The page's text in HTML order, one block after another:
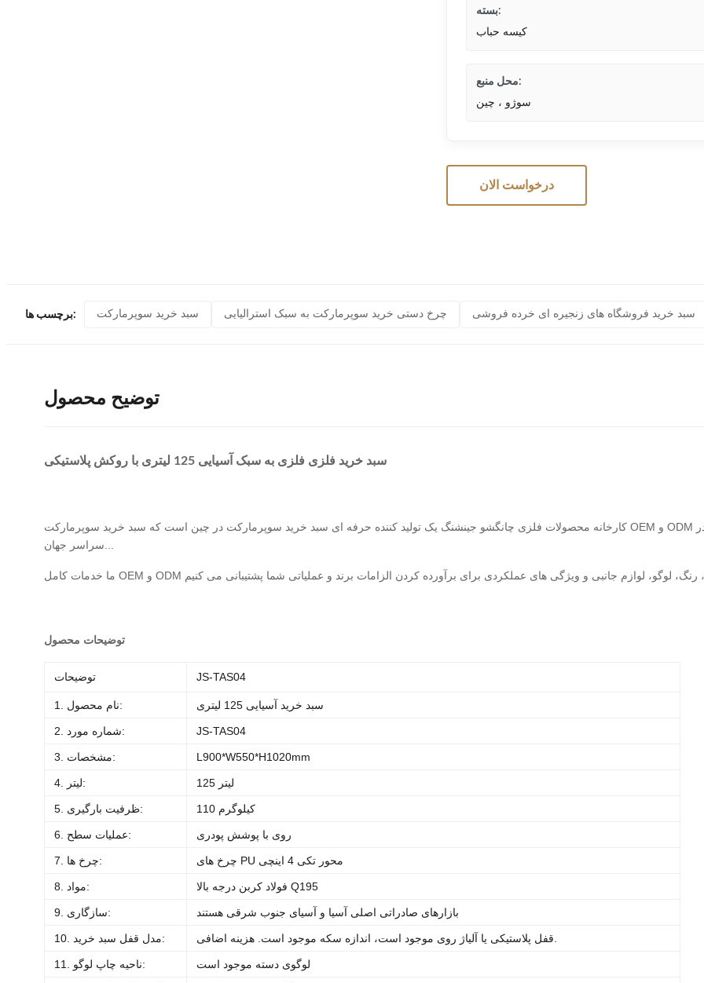
بسته:
کیسه حباب
محل منبع:
سوژو ، چین
درخواست الان
برچسب ها: سبد خرید سوپرمارکت چرخ دستی خرید سوپرمارکت به سبک استرالیایی سبد خرید فروشگاه های زنجیره ای خرده فروشی
توضیح محصول
سبد خرید فلزی فلزی به سبک آسیایی 125 لیتری با روکش پلاستیکی
کارخانه محصولات فلزی چانگشو جینشنگ یک تولید کننده حرفه ای سبد خرید سوپرمارکت در چین است که سبد خرید سوپرمارکت OEM و ODM را ارائه می دهد. بادوام، قابل تنظیم، خریدار عمده فروشی ایده آل در
توضیحات محصول
توضیحات JS-TAS04
1. نام محصول: سبد خرید آسیایی 125 لیتری
2. شماره مورد: JS-TAS04
3. مشخصات: L900*W550*H1020mm
4. لیتر: 125 لیتر
5. ظرفیت بارگیری: 110 کیلوگرم
6. عملیات سطح: روی با پوشش پودری
7. چرخ ها: چرخ های PU محور تکی 4 اینچی
8. مواد: فولاد کربن درجه بالا Q195
9. سازگاری: بازارهای صادراتی اصلی آسیا و آسیای جنوب شرقی هستند
10. مدل قفل سبد خرید:
11. ناحیه چاپ لوگو: لوگوی دسته موجود است